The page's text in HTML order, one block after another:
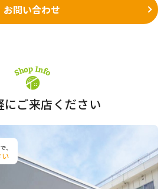
お問い合わせ
にご来店ください
、
い